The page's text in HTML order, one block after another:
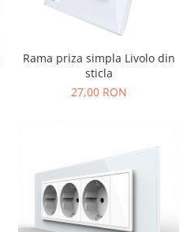
Rama priza simpla Livolo din
sticla
27,00 RON